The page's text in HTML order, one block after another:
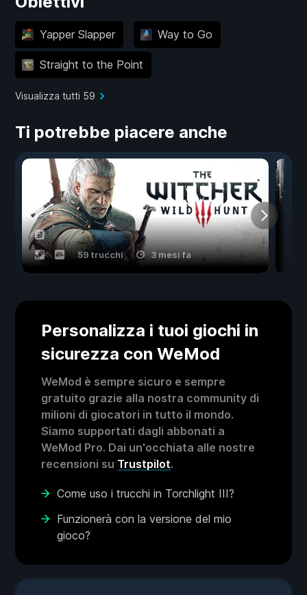
Yapper Slapper Way to Go
Straight to the Point
Visualizza tutti 59
Ti potrebbe piacere anche
59 trucchi 3 mesi fa
Personalizza i tuoi giochi in
sicurezza con WeMod
WeMod è sempre sicuro e sempre
gratuito grazie alla nostra community di
milioni di giocatori in tutto il mondo.
Siamo supportati dagli abbonati a
WeMod Pro. Dai un'occhiata alle nostre
recensioni su Trustpilot.
Come uso i trucchi in Torchlight III?
Funzionerà con la versione del mio
gioco?